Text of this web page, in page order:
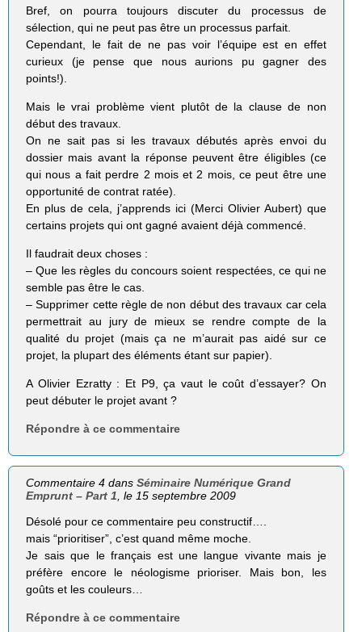
Bref, on pourra toujours discuter du processus de
sélection, qui ne peut pas être un processus parfait.
Cependant, le fait de ne pas voir l’équipe est en effet
curieux (je pense que nous aurions pu gagner des
points!).
Mais le vrai problème vient plutôt de la clause de non
début des travaux.
On ne sait pas si les travaux débutés après envoi du
dossier mais avant la réponse peuvent être éligibles (ce
qui nous a fait perdre 2 mois et 2 mois, ce peut être une
opportunité de contrat ratée).
En plus de cela, j’apprends ici (Merci Olivier Aubert) que
certains projets qui ont gagné avaient déjà commencé.
Il faudrait deux choses :
– Que les règles du concours soient respectées, ce qui ne
semble pas être le cas.
– Supprimer cette règle de non début des travaux car cela
permettrait au jury de mieux se rendre compte de la
qualité du projet (mais ça ne m’aurait pas aidé sur ce
projet, la plupart des éléments étant sur papier).
A Olivier Ezratty : Et P9, ça vaut le coût d’essayer? On
peut débuter le projet avant ?
Répondre à ce commentaire
Commentaire 4 dansSéminaire Numérique Grand
Emprunt – Part 1 , le 15 septembre 2009
Désolé pour ce commentaire peu constructif….
mais “prioritiser”, c’est quand même moche.
Je sais que le français est une langue vivante mais je
préfère encore le néologisme prioriser. Mais bon, les
goûts et les couleurs…
Répondre à ce commentaire